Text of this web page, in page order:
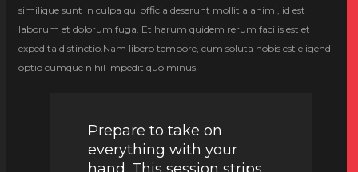
similique sunt in culpa qui officia deserunt mollitia animi, id est
laborum et dolorum fuga. Et harum quidem rerum facilis est et
expedita distinctio.Nam libero tempore, cum soluta nobis est eligendi
optio cumque nihil impedit quo minus.
Prepare to take on
everything with your